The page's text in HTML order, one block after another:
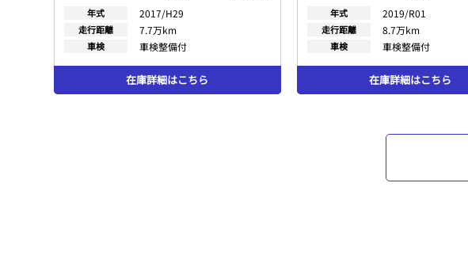
年式 2017/H29
走行距離 7.7万km
車検 車検整備付
在庫詳細はこちら
年式 2019/R01
走行距離 8.7万km
車検 車検整備付
在庫詳細はこちら